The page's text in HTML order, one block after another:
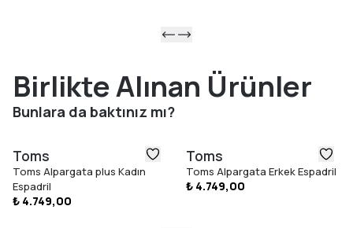
Birlikte Alınan Ürünler
Bunlara da baktınız mı?
Toms
Toms Alpargata plus Kadın
Espadril
₺ 4.749,00
Toms
Toms Alpargata Erkek Espadril
₺ 4.749,00